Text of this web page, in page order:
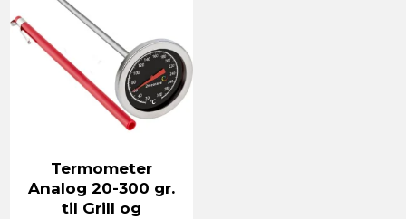
Termometer
Analog 20-300 gr.
til Grill og